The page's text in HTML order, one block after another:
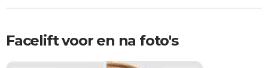
Facelift voor en na foto's